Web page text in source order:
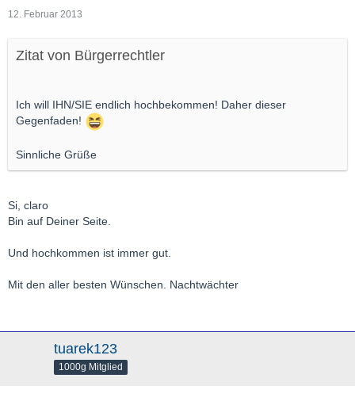
12. Februar 2013
Zitat von Bürgerrechtler
Ich will IHN/SIE endlich hochbekommen! Daher dieser
Gegenfaden!
Sinnliche Grüße
Si, claro
Bin auf Deiner Seite.
Und hochkommen ist immer gut.
Mit den aller besten Wünschen. Nachtwächter
tuarek123
1000g Mitglied